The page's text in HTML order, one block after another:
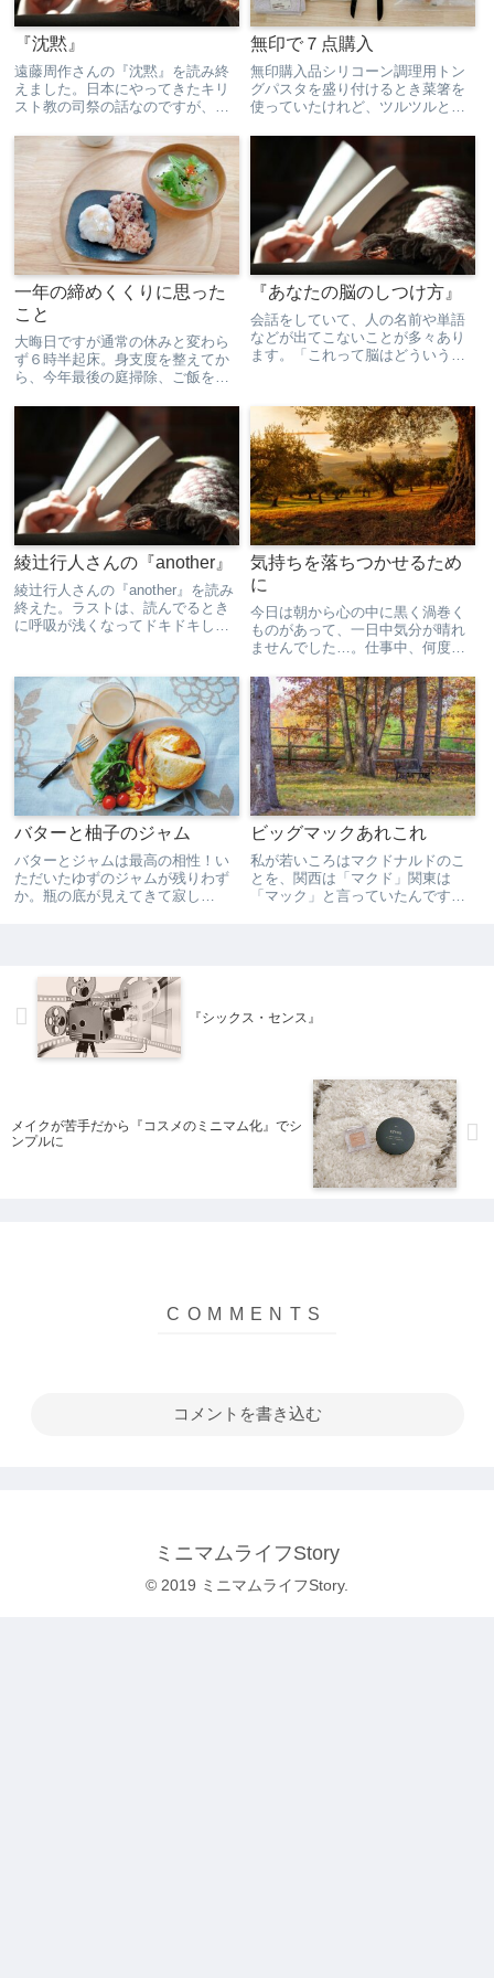
『沈黙』
遠藤周作さんの『沈黙』を読み終
えました。日本にやってきたキリ
スト教の司祭の話なのですが、読
周作さんの講演を文字に起こした
ものを読んだのですが、世の中に
は弱虫と強虫というのがいて、こ
の話は弱虫の視点で書こうと思
っ...
無印で７点購入
無印購入品シリコーン調理用トン
グパスタを盛り付けるとき菜箸を
使っていたけれど、ツルツルとこ
ゆで汁との格闘に嫌気がさして購
入。「つかみやすいわー」「トン
グってなんて便利なのでしょ
う」 炒めものにも使えて、使用頻
一年の締めくくりに思った
こと
大晦日ですが通常の休みと変わら
ず６時半起床。身支度を整えてか
ら、今年最後の庭掃除、ご飯を炊
ターを交換して家事は終了。その
後プログラミングの勉強をしまし
た。妹が仕事の予定だったため、
今年は大晦日は各自で過ごし、
『あなたの脳のしつけ方』
会話をしていて、人の名前や単語
などが出てこないことが多々あり
ます。「これって脳はどういう状
『あなたの脳のしつけ方』を読み
返してみました。思い出せないの
ってデータベースが膨大になって
し...
綾辻行人さんの『another』
綾辻行人さんの『another』を読み
終えた。ラストは、読んでるとき
に呼吸が浅くなってドキドキして
ホラー＆ミステリ小説だったけ
ど、幽霊的なものはほとんどなか
ったのでよかった。。それ...
気持ちを落ちつかせるため
に
今日は朝から心の中に黒く渦巻く
ものがあって、一日中気分が晴れ
ませんでした…。仕事中、何度も
る時間が早くきてほしいと願っ
た。家に帰ったら、動作をいつも
よりゆっくりにすることを心掛け
ました。ゆっくり歩く。ゆっくり
ド...
バターと柚子のジャム
バターとジャムは最高の相性！い
ただいたゆずのジャムが残りわず
か。瓶の底が見えてきて寂し
んなに入ってても食べれそうにな
い、...
ビッグマックあれこれ
私が若いころはマクドナルドのこ
とを、関西は「マクド」関東は
「マック」と言っていたんです
『シックス・センス』
メイクが苦手だから『コスメのミニマム化』でシ
ンプルに
コメントを書き込む
ミニマムライフStory
© 2019 ミニマムライフStory.